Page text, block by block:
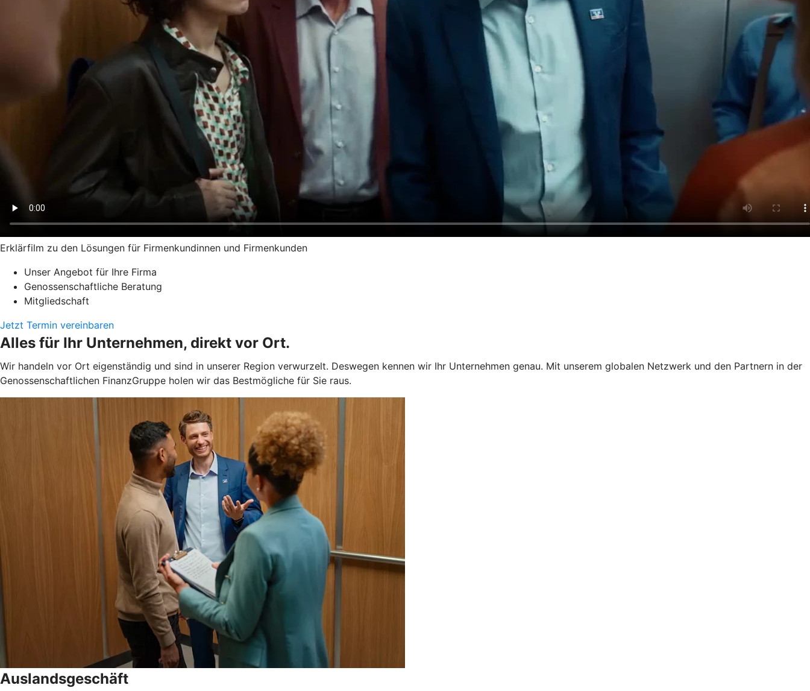
Erklärfilm zu den Lösungen für Firmenkundinnen und Firmenkunden
Unser Angebot für Ihre Firma
Genossenschaftliche Beratung
Mitgliedschaft
Jetzt Termin vereinbaren
Alles für Ihr Unternehmen, direkt vor Ort.
Wir handeln vor Ort eigenständig und sind in unserer Region verwurzelt. Deswegen kennen wir Ihr Unternehmen genau. Mit unserem globalen Netzwerk und den Partnern in der
Genossenschaftlichen FinanzGruppe holen wir das Bestmögliche für Sie raus.
Auslandsgeschäft